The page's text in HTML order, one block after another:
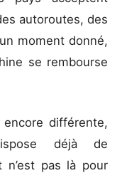
autoroutes, des
moment donné,
se rembourse
différente,
déjà de
n’est pas là pour